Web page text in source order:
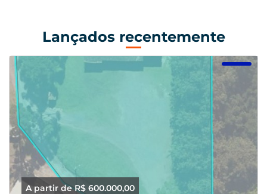
Lançados recentemente
A partir de R$ 600.000,00